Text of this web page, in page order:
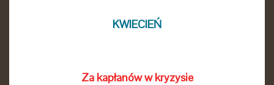
KWIECIEŃ
Za kapłanów w kryzysie